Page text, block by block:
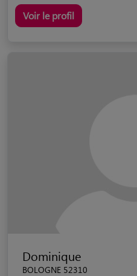
Voir le profil
Dominique
BOLOGNE 52310